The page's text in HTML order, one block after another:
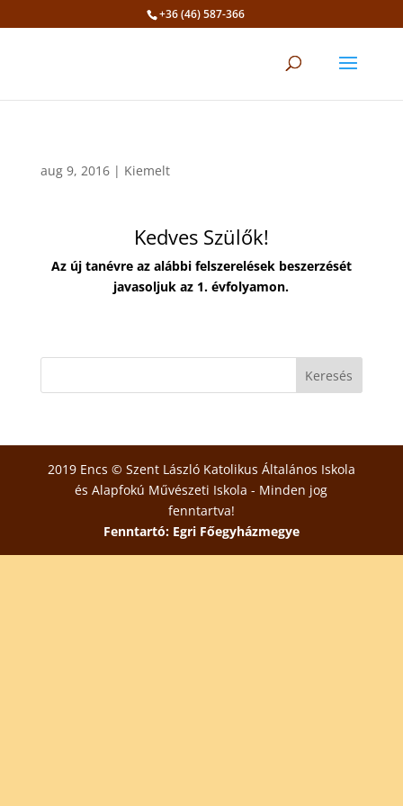
+36 (46) 587-366
aug 9, 2016| Kiemelt
Kedves Szülők!
Az új tanévre az alábbi felszerelések beszerzését
javasoljuk az 1. évfolyamon.
2019 Encs © Szent László Katolikus Általános Iskola
és Alapfokú Művészeti Iskola - Minden jog
fenntartva!
Fenntartó: Egri Főegyházmegye